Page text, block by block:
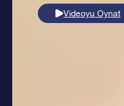
Videoyu Oynat